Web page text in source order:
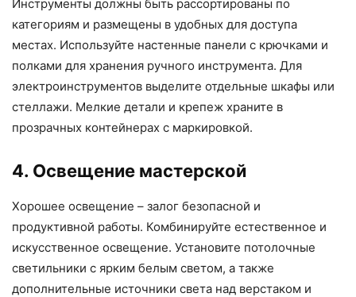
Инструменты должны быть рассортированы по
категориям и размещены в удобных для доступа
местах. Используйте настенные панели с крючками и
полками для хранения ручного инструмента. Для
электроинструментов выделите отдельные шкафы или
стеллажи. Мелкие детали и крепеж храните в
прозрачных контейнерах с маркировкой.
4. Освещение мастерской
Хорошее освещение – залог безопасной и
продуктивной работы. Комбинируйте естественное и
искусственное освещение. Установите потолочные
светильники с ярким белым светом, а также
дополнительные источники света над верстаком и